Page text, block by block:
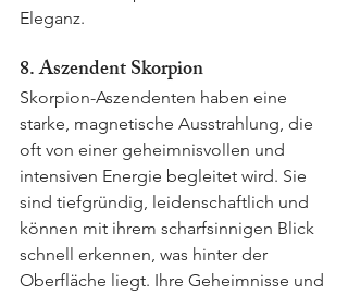
Eleganz.
8. Aszendent Skorpion
Skorpion-Aszendenten haben eine
starke, magnetische Ausstrahlung, die
oft von einer geheimnisvollen und
intensiven Energie begleitet wird. Sie
sind tiefgründig, leidenschaftlich und
können mit ihrem scharfsinnigen Blick
schnell erkennen, was hinter der
Oberfläche liegt. Ihre Geheimnisse und